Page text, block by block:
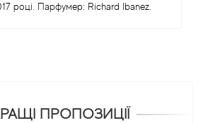
році. Парфумер: Richard Ibanez.
ПРОПОЗИЦІЇ